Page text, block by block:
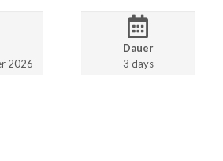
2026
Dauer
3 days